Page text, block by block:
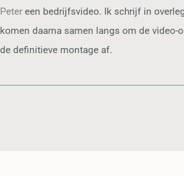
Peter een bedrijfsvideo. Ik schrijf in
komen daarna samen langs om de
de definitieve montage af.